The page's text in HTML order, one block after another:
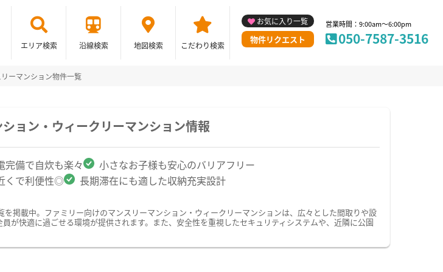
エリア検索 沿線検索 地図検索 こだわり検索
お気に入り一覧
物件リクエスト
営業時間：9:00am～6:00pm
050-7587-3516
ーマンション物件一覧
ョン・ウィークリーマンション情報
完備で自炊も楽々
小さなお子様も安心のバリアフリー
くで利便性◎ 長期滞在にも適した収納充実設計
掲載中。ファミリー向けのマンスリーマンション・ウィークリーマンションは、広々とした間取りや設
が快適に過ごせる環境が提供されます。また、安全性を重視したセキュリティシステムや、近隣に公園